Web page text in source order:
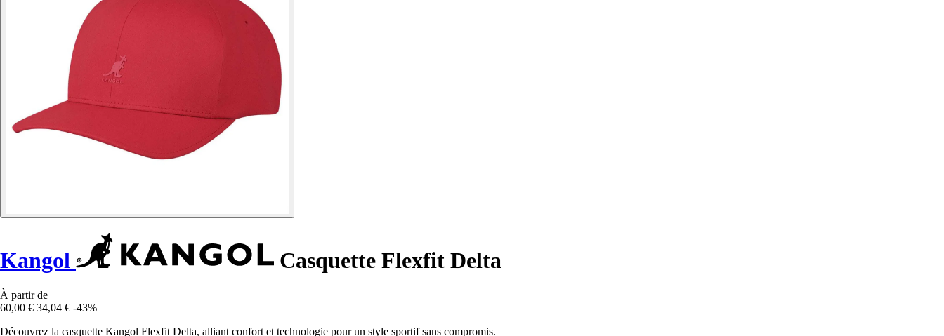
Kangol Casquette Flexfit Delta
À partir de
60,00 € 34,04 € -43%
Découvrez la casquette Kangol Flexfit Delta, alliant confort et technologie pour un style sportif sans compromis.